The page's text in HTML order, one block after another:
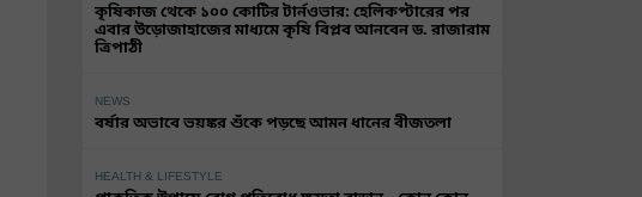
কৃষিকাজ থেকে ১০০ কোটির টার্নওভার: হেলিকপ্টারের পর
এবার উড়োজাহাজের মাধ্যমে কৃষি বিপ্লব আনবেন ড. রাজারাম
ত্রিপাঠী
NEWS
বর্ষার অভাবে ভয়ঙ্কর শুঁকে পড়ছে আমন ধানের বীজতলা
HEALTH & LIFESTYLE